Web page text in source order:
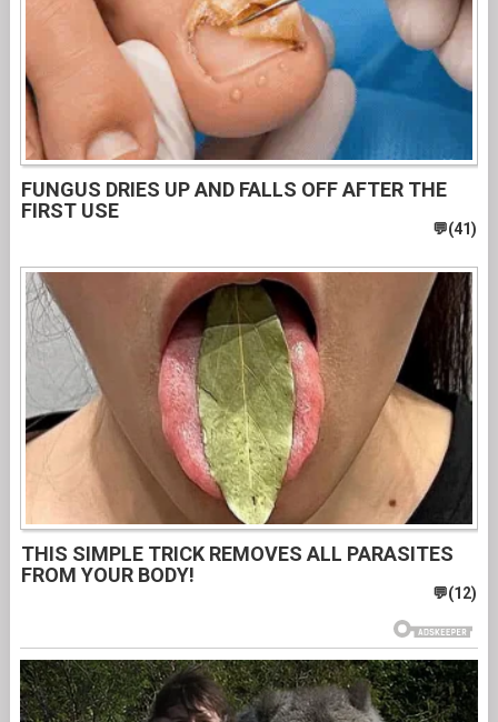
FUNGUS DRIES UP AND FALLS OFF AFTER THE
FIRST USE
THIS SIMPLE TRICK REMOVES ALL PARASITES
FROM YOUR BODY!